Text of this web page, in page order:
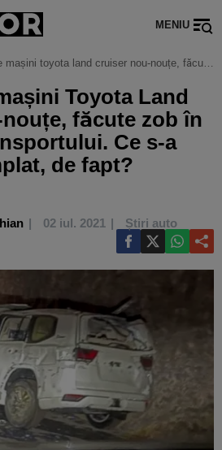
MENIU
land cruiser nou-nouțe, făcute zob în timpul transportului. ce s-a întâmplat, de fapt?
Toyota Land
făcute zob în
Ce s-a
de fapt?
02 iul. 2021 Știri auto